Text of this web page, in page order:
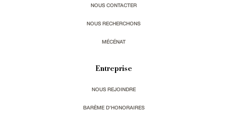
NOUS CONTACTER
NOUS RECHERCHONS
MÉCÉNAT
Entreprise
NOUS REJOINDRE
BARÈME D'HONORAIRES